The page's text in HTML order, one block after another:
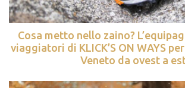
Cosa metto nello zaino?
viaggiatori di KLICK’S ON WAYS
Veneto da ovest a